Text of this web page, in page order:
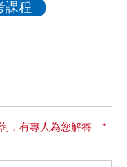
課程
，有專人為您解答 *